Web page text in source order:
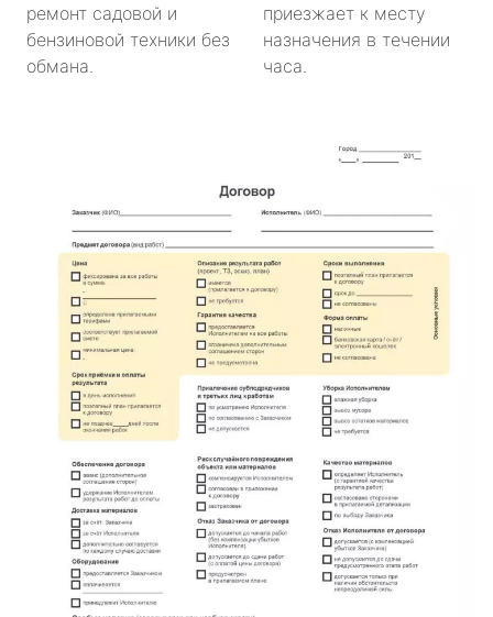
ремонт садовой и
бензиновой техники без
обмана.
приезжает к месту
назначения в течении
часа.